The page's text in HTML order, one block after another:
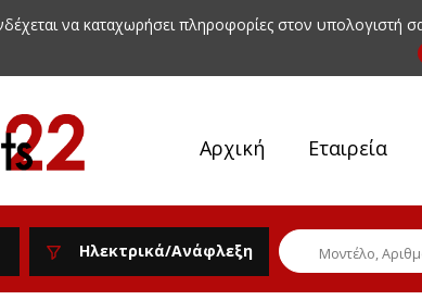
να καταχωρήσει πληροφορίες στον
Αρχική Εταιρεία
Ηλεκτρικά/Ανάφλεξη